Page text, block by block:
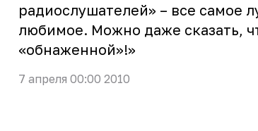
радиослушателей» – все самое
любимое. Можно даже сказать,
«обнаженной»!»
7 апреля 00:00 2010